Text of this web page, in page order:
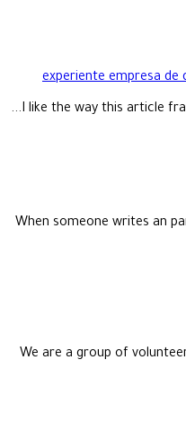
experiente empresa de
I like the way this article
When someone writes an
We are a group of